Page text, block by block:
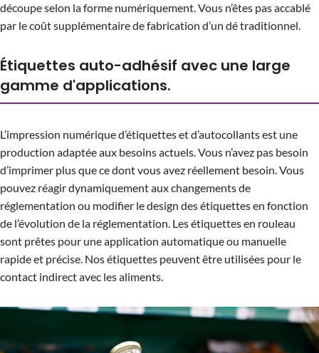
découpe selon la forme numériquement. Vous n’êtes pas accablé
par le coût supplémentaire de fabrication d’un dé traditionnel.
Étiquettes auto-adhésif avec une large
gamme d'applications.
L’impression numérique d’étiquettes et d’autocollants est une
production adaptée aux besoins actuels. Vous n’avez pas besoin
d’imprimer plus que ce dont vous avez réellement besoin. Vous
pouvez réagir dynamiquement aux changements de
réglementation ou modifier le design des étiquettes en fonction
de l’évolution de la réglementation. Les étiquettes en rouleau
sont prêtes pour une application automatique ou manuelle
rapide et précise. Nos étiquettes peuvent être utilisées pour le
contact indirect avec les aliments.